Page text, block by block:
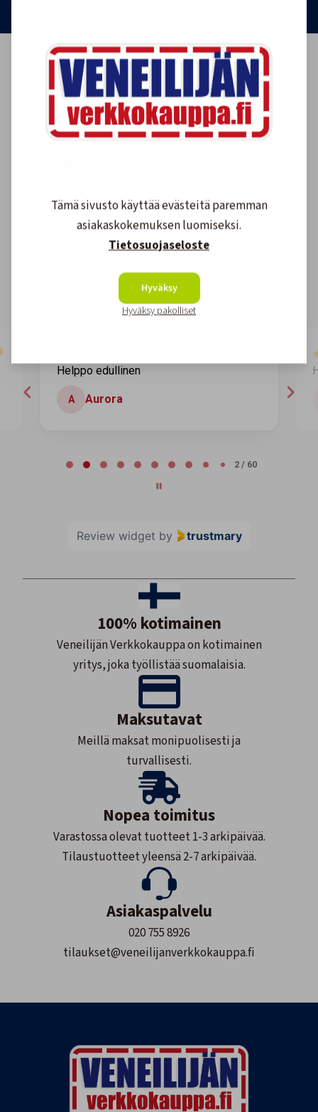
Asiakkaidemme kokemuksia
4.61608arvostelut
Helppo edullinen
A Aurora
2 / 60
Review widget by trustmary
100% kotimainen
Veneilijän Verkkokauppa on kotimainen
yritys, joka työllistää suomalaisia.
Maksutavat
Meillä maksat monipuolisesti ja
turvallisesti.
Nopea toimitus
Varastossa olevat tuotteet 1-3 arkipäivää.
Tilaustuotteet yleensä 2-7 arkipäivää.
Asiakaspalvelu
020 755 8926
tilaukset@veneilijanverkkokauppa.fi
Tämä sivusto käyttää evästeitä paremman
asiakaskokemuksen luomiseksi.
Tietosuojaseloste
Hyväksy
Hyväksy pakolliset